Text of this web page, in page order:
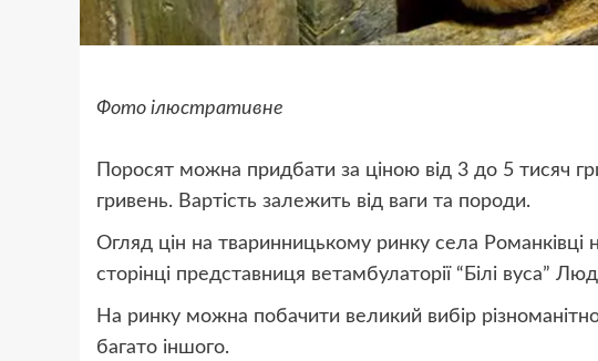
Фото ілюстративне
Поросят можна придбати за ціною від 3 до 5 тисяч
гривень. Вартість залежить від ваги та породи.
Огляд цін на тваринницькому ринку села Романківці
сторінці представниця ветамбулаторії “Білі вуса”
На ринку можна побачити великий вибір
багато іншого.